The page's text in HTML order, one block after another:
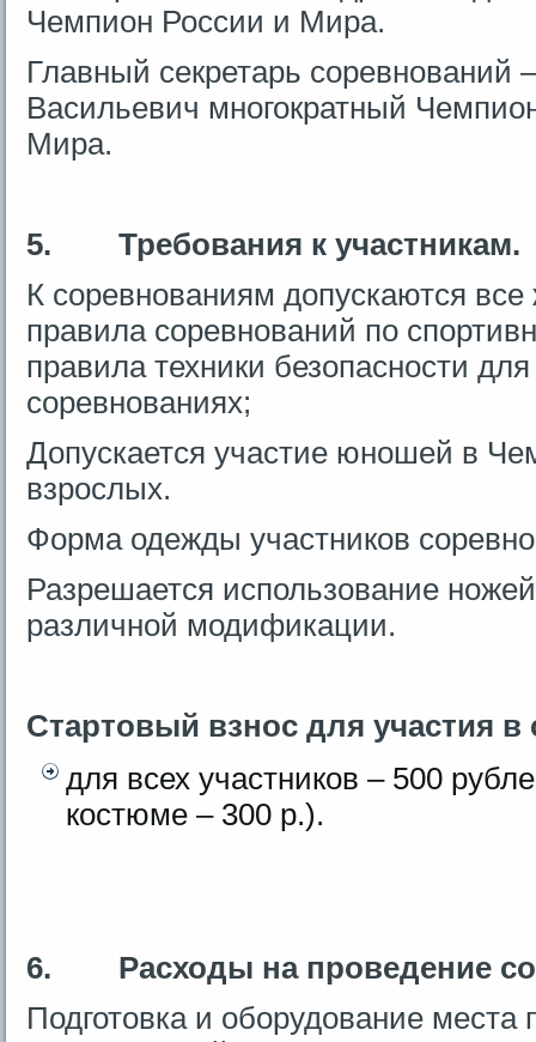
Чемпион России и Мира.
Главный секретарь
Васильевич многократный
Мира.
5. Требования к участникам.
К соревнованиям допускаются
правила соревнований по
правила техники безопасности
соревнованиях;
Допускается участие юношей в
взрослых.
Форма одежды участников
Разрешается использование
различной модификации.
Стартовый взнос для участия в
для всех участников – 500
костюме – 300 р.).
6. Расходы на проведение
Подготовка и оборудование места